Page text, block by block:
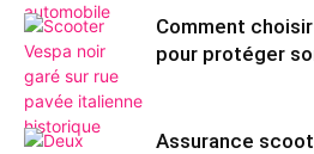
Comment
pour protéger
Assurance